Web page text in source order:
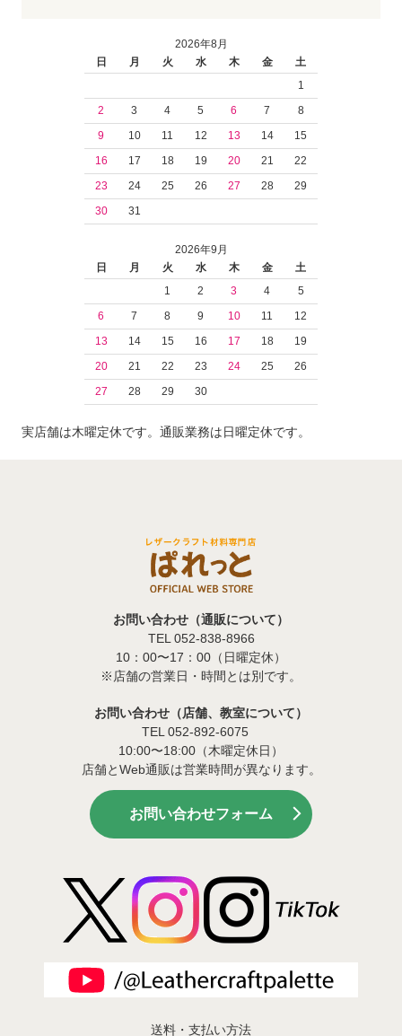
2026年8月
日
月 火 水 木 金
土
1
2
3 4 5 6 7
8
9
10 11 12 13 14
15
16
17 18 19 20 21
22
23
24 25 26 27 28
29
30
31
2026年9月
日
月 火 水 木 金
土
1
2 3 4
5
6
7 8 9 10 11
12
13
14 15 16 17 18
19
20
21 22 23 24 25
26
27
28 29 30
実店舗は木曜定休です。通販業務は日曜定休です。
お問い合わせ（通販について）
TEL 052-838-8966
10：00〜17：00（日曜定休）
※店舗の営業日・時間とは別です。
お問い合わせ（店舗、教室について）
TEL 052-892-6075
10:00〜18:00（木曜定休日）
店舗とWeb通販は営業時間が異なります。
お問い合わせフォーム
送料・支払い方法